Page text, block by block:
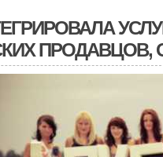
ПРОДАВЦОВ,